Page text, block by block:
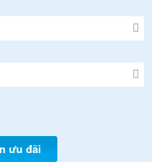
ưu đãi